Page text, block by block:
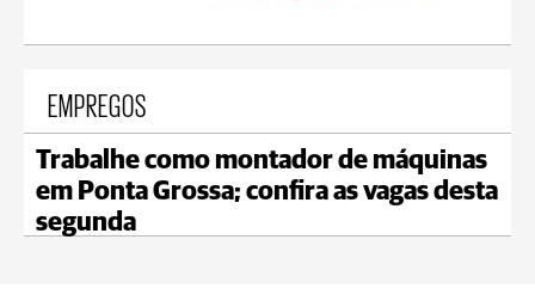
EMPREGOS
Trabalhe como montador de máquinas
em Ponta Grossa; confira as vagas desta
segunda